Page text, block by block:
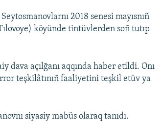
2018 senesi mayısnıñ
köyünde tintüvlerden soñ tutıp
dava açılğanı aqqında haber etildi. Onı
teşkilâtınıñ faaliyetini teşkil etüv ya
siyasiy mabüs olaraq tanıdı.